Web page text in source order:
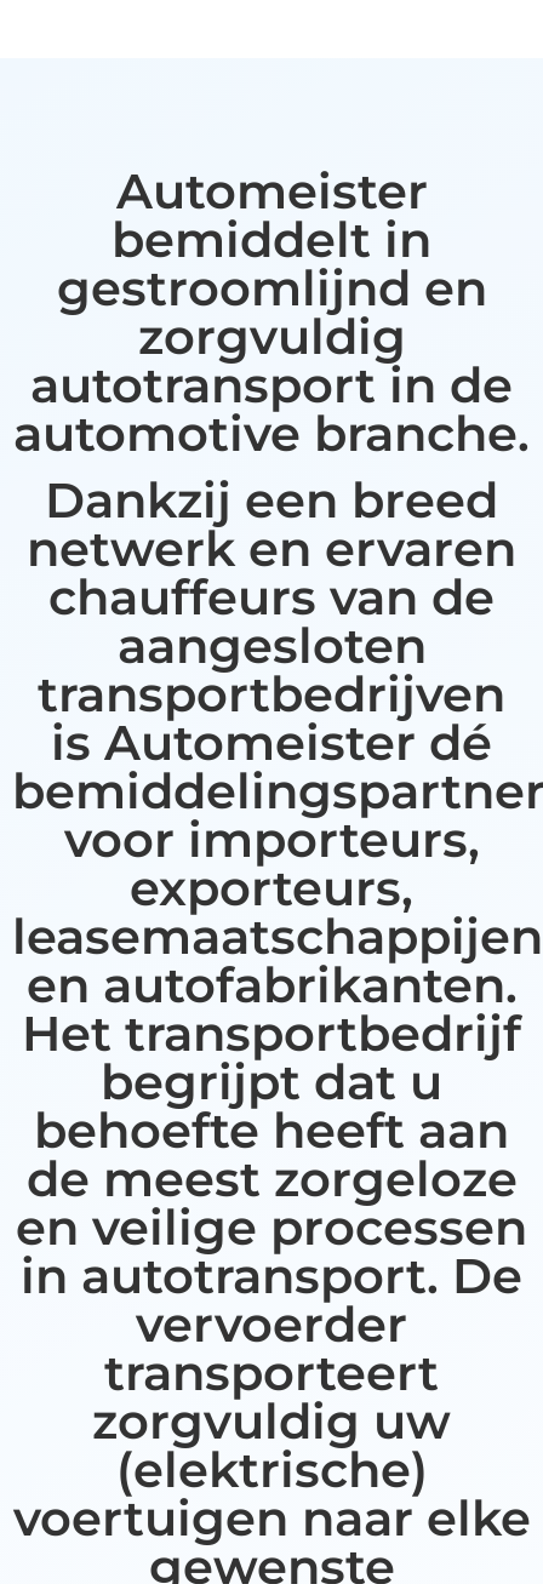
Automeister
bemiddelt in
gestroomlijnd en
zorgvuldig
autotransport in de
automotive branche.
Dankzij een breed
netwerk en ervaren
chauffeurs van de
aangesloten
transportbedrijven
is Automeister dé
voor importeurs,
exporteurs,
leasemaatschappijen
en autofabrikanten.
Het transportbedrijf
begrijpt dat u
behoefte heeft aan
de meest zorgeloze
en veilige processen
in autotransport. De
vervoerder
transporteert
zorgvuldig uw
(elektrische)
voertuigen naar elke
gewenste